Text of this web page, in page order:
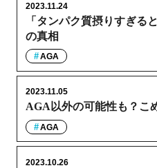
「タンパク質摂りすぎる
の真相
2023.11.24
AGA
AGA以外の可能性も？こ
2023.11.05
AGA
2023.10.26